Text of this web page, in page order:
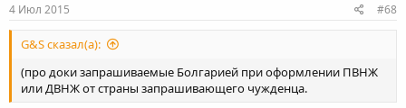
4 Июл 2015 #68
G&S сказал(а):
(про доки запрашиваемые Болгарией при оформлении ПВНЖ
или ДВНЖ от страны запрашивающего чужденца.